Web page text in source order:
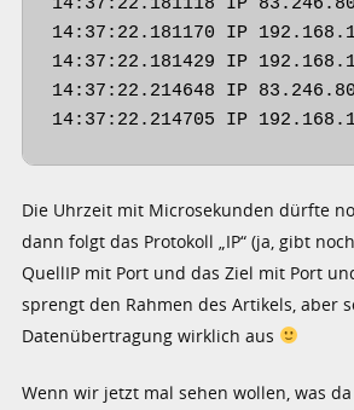
14:37:22.181118 IP
14:37:22.181170 IP
14:37:22.181429 IP
14:37:22.214648 IP
14:37:22.214705 IP
Die Uhrzeit mit Microsekunden dürfte
dann folgt das Protokoll „IP“ (ja, gibt
QuellIP mit Port und das Ziel mit Port
sprengt den Rahmen des Artikels, aber
Datenübertragung wirklich aus
Wenn wir jetzt mal sehen wollen, was